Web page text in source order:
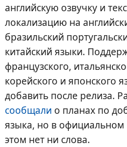
английскую озвучку и
локализацию на
бразильский
китайский языки.
французского,
корейского и японского
добавить после релиза.
сообщали о планах по
языка, но в официальном
этом нет ни слова.